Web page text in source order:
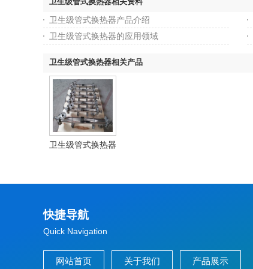
卫生级管式换热器产品介绍
卫生级管式换热器的应用领域
卫生级管式换热器相关产品
卫生级管式换热器
快捷导航
Quick Navigation
网站首页 关于我们 产品展示